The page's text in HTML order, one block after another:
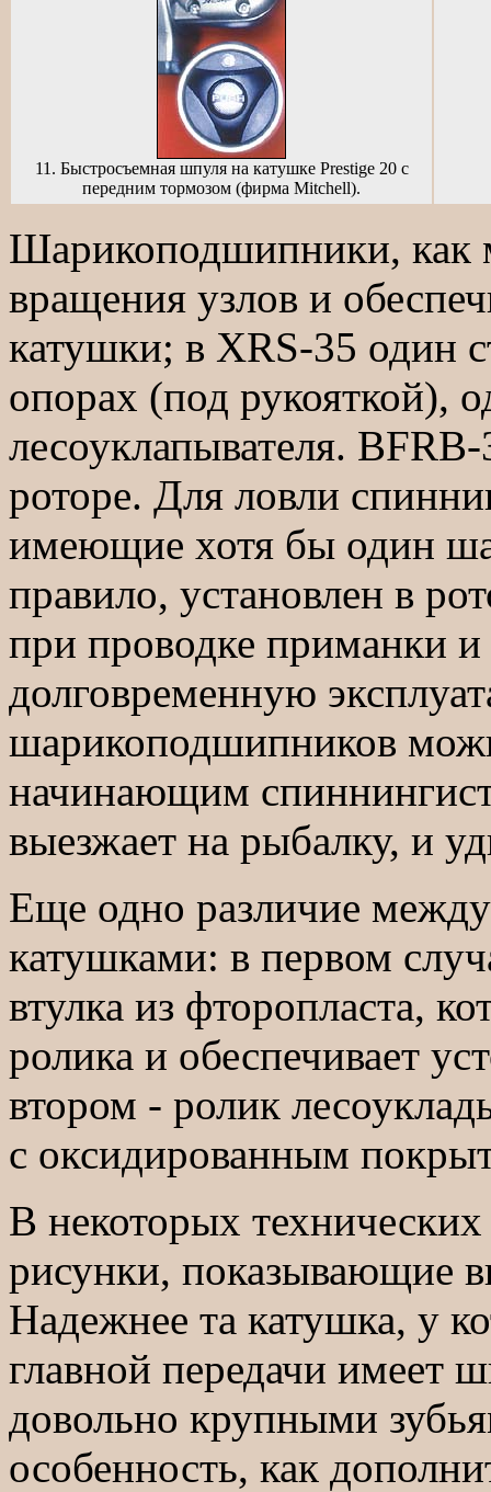
11. Быстросъемная шпуля на катушке Prestige 20 с
передним тормозом (фирма Mitchell).
Шарикоподшипники, как
вращения узлов и
катушки; в XRS-35 один
опорах (под рукояткой),
лесоуклапывателя.
роторе. Для ловли
имеющие хотя бы один
правило, установлен в
при проводке приманки
долговременную
шарикоподшипников
начинающим
выезжает на рыбалку, и
Еще одно различие
катушками: в первом
втулка из фторопласта,
ролика и обеспечивает
втором - ролик
с оксидированным
В некоторых
рисунки, показывающие
Надежнее та катушка, у
главной передачи имеет
довольно крупными
особенность, как